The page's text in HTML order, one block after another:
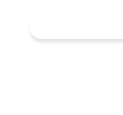
parfait